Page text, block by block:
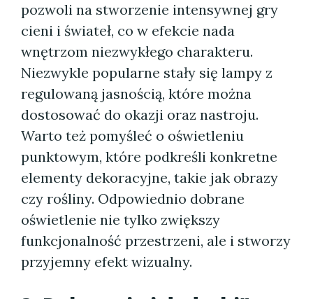
pozwoli na stworzenie intensywnej gry
cieni i świateł, co w efekcie nada
wnętrzom niezwykłego charakteru.
Niezwykle popularne stały się lampy z
regulowaną jasnością, które można
dostosować do okazji oraz nastroju.
Warto też pomyśleć o oświetleniu
punktowym, które podkreśli konkretne
elementy dekoracyjne, takie jak obrazy
czy rośliny. Odpowiednio dobrane
oświetlenie nie tylko zwiększy
funkcjonalność przestrzeni, ale i stworzy
przyjemny efekt wizualny.